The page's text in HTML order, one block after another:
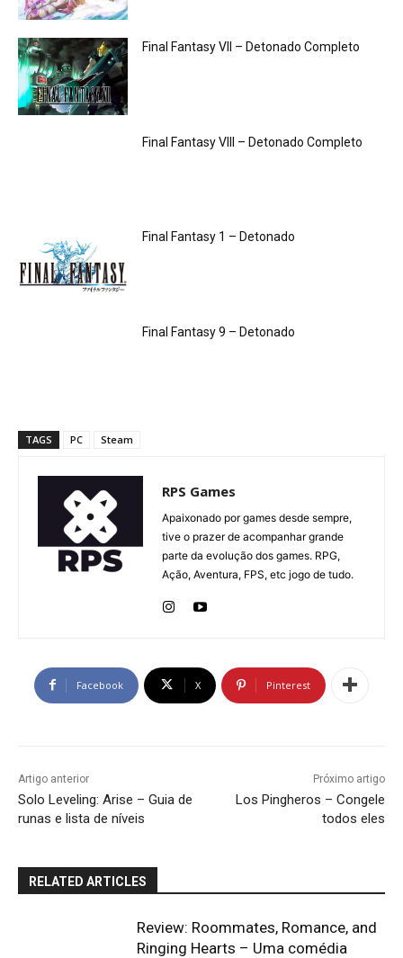
Final Fantasy VII – Detonado Completo
Final Fantasy VIII – Detonado Completo
Final Fantasy 1 – Detonado
Final Fantasy 9 – Detonado
TAGS PC Steam
RPS Games
Apaixonado por games desde sempre,
tive o prazer de acompanhar grande
parte da evolução dos games. RPG,
Ação, Aventura, FPS, etc jogo de tudo.
Facebook X Pinterest
Artigo anterior
Solo Leveling: Arise – Guia de
runas e lista de níveis
Próximo artigo
Los Pingheros – Congele
todos eles
RELATED ARTICLES
Review: Roommates, Romance, and
Ringing Hearts – Uma comédia